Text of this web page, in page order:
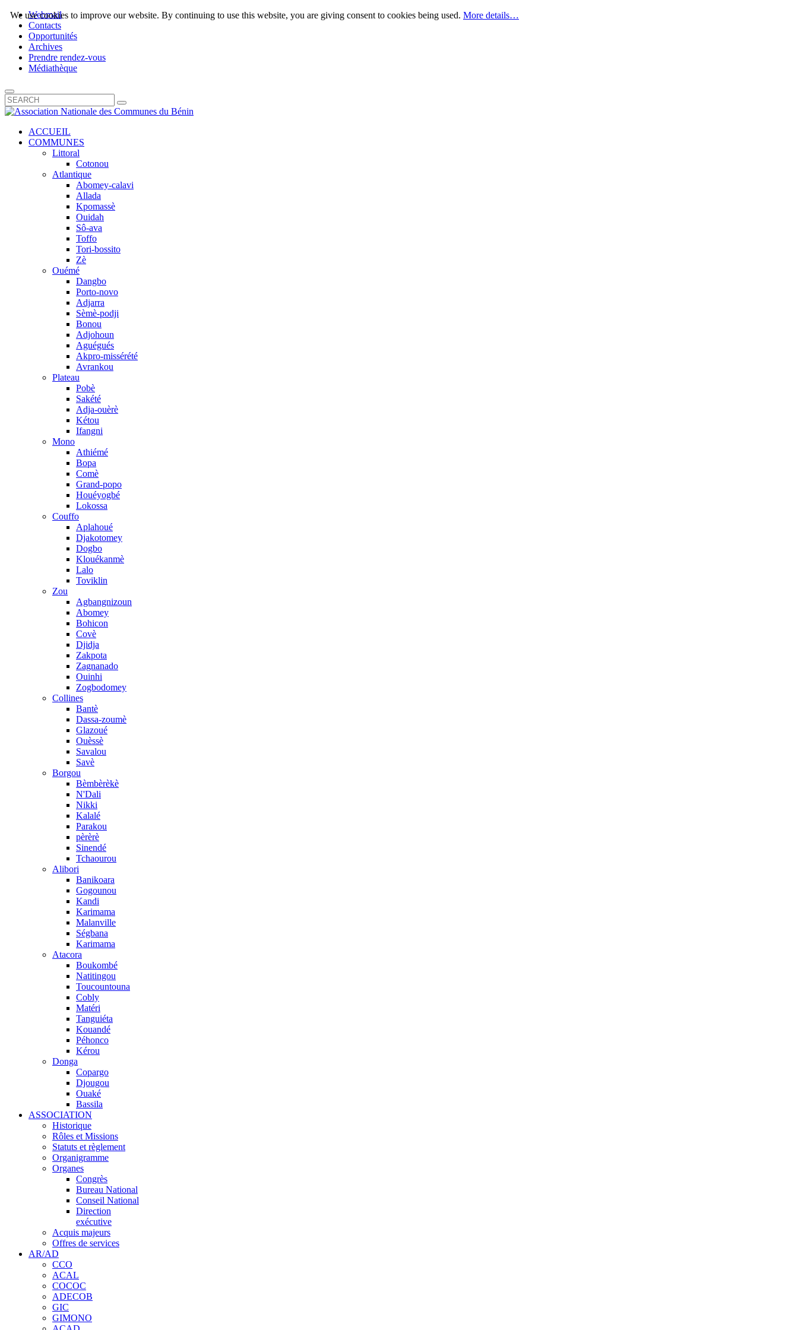
Webmail
Contacts
Opportunités
Archives
Prendre rendez-vous
Médiathèque
ACCUEIL
COMMUNES
Littoral
Cotonou
Atlantique
Abomey-calavi
Allada
Kpomassè
Ouidah
Sô-ava
Toffo
Tori-bossito
Zè
Ouémé
Dangbo
Porto-novo
Adjarra
Sèmè-podji
Bonou
Adjohoun
Aguégués
Akpro-missérété
Avrankou
Plateau
Pobè
Sakété
Adja-ouèrè
Kétou
Ifangni
Mono
Athiémé
Bopa
Comè
Grand-popo
Houéyogbé
Lokossa
Couffo
Aplahoué
Djakotomey
Dogbo
Klouékanmè
Lalo
Toviklin
Zou
Agbangnizoun
Abomey
Bohicon
Covè
Djidja
Zakpota
Zagnanado
Ouinhi
Zogbodomey
Collines
Bantè
Dassa-zoumè
Glazoué
Ouèssè
Savalou
Savè
Borgou
Bèmbèrèkè
N'Dali
Nikki
Kalalé
Parakou
pèrèrè
Sinendé
Tchaourou
Alibori
Banikoara
Gogounou
Kandi
Karimama
Malanville
Ségbana
Karimama
Atacora
Boukombé
Natitingou
Toucountouna
Cobly
Matéri
Tanguiéta
Kouandé
Péhonco
Kérou
Donga
Copargo
Djougou
Ouaké
Bassila
ASSOCIATION
Historique
Rôles et Missions
Statuts et règlement
Organigramme
Organes
Congrès
Bureau National
Conseil National
Direction
exécutive
Acquis majeurs
Offres de services
AR/AD
CCO
ACAL
COCOC
ADECOB
GIC
GIMONO
We use cookies to improve our website. By continuing to use this website, you are giving consent to cookies being used. More details…